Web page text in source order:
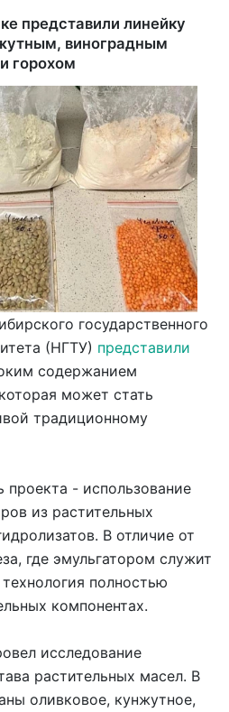
представили линейку
виноградным
горохом
государственного
(НГТУ) представили
содержанием
может стать
традиционному
проекта - использование
из растительных
В отличие от
где эмульгатором служит
полностью
компонентах.
исследование
растительных масел. В
оливковое, кунжутное,